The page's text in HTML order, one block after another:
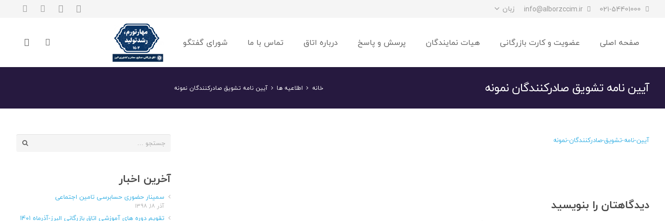
021-54401000
info@alborzccim.ir زبان
صفحه اصلی عضویت و کارت بازرگانی هیات نمایندگان پرسش و پاسخ درباره اتاق تماس با ما شورای گفتگو
آیین نامه تشویق صادرکنندگان نمونه خانه اطلاعیه ها آیین نامه تشویق صادرکنندگان نمونه
آیین-نامه-تشویق-صادرکنندگان-نمونه
دیدگاهتان را بنویسید
جستجو
آخرین اخبار
سمینار حضوری حسابرسی تامین اجتماعی
آذر ۱۸, ۱۳۹۸
تقویم دوره های آموزشی اتاق بازرگانی البرز-آذرماه ۱۴۰۱